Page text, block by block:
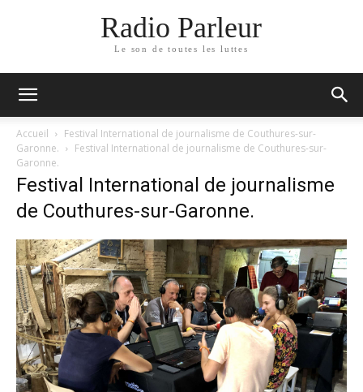
Radio Parleur
Le son de toutes les luttes
Accueil
Festival International de journalisme de Couthures-sur-
Garonne.
Festival International de journalisme de Couthures-sur-
Garonne.
Festival International de journalisme
de Couthures-sur-Garonne.